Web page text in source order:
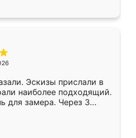
Эскизы прислали в
наиболее подходящий.
для замера. Через 3
уже готова. Остались
Спасибо Ренессанс
работу!